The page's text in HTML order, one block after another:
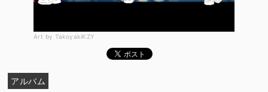
Art by TakoyakiKZY
アルバム